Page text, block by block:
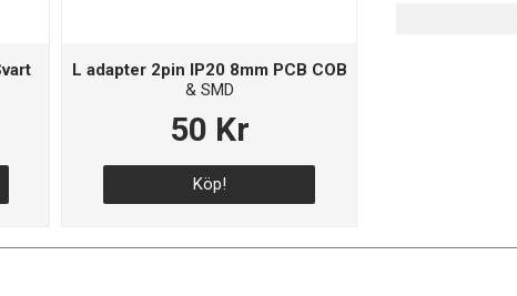
L adapter 2pin IP20 8mm PCB COB
& SMD
50 Kr
Köp!